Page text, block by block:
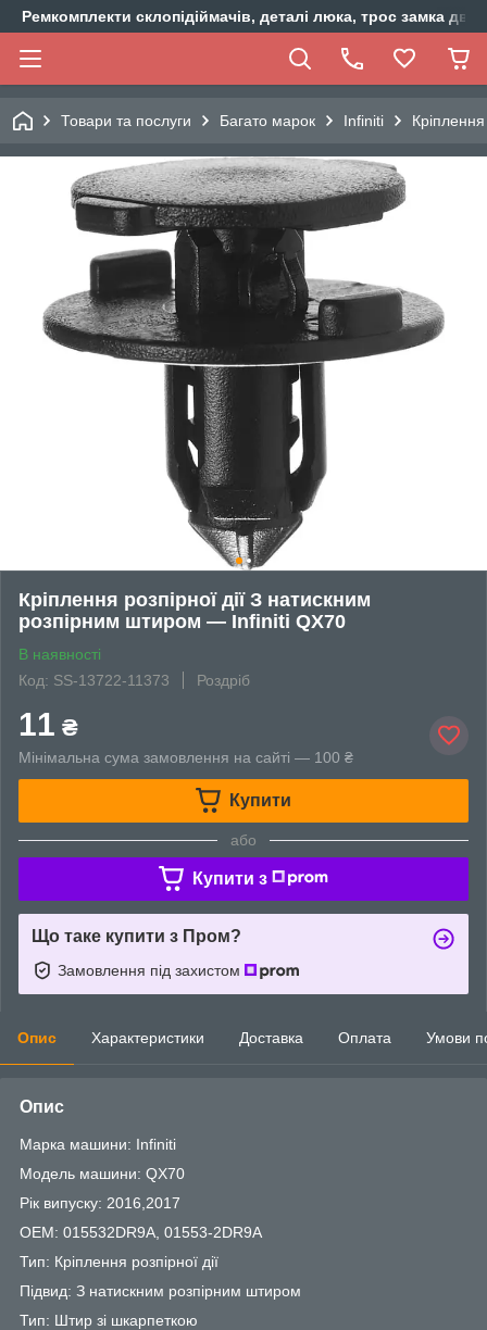
Ремкомплекти склопідіймачів, деталі люка, трос замка
Товари та послуги Багато марок Infiniti
Кріплення розпірної дії З натискним
розпірним штиром — Infiniti QX70
В наявності
Код: SS-13722-11373
Роздріб
11 ₴
Мінімальна сума замовлення на сайті — 100 ₴
Купити
або
Купити з
Що таке купити з Пром?
Замовлення під захистом
Опис Характеристики Доставка Оплата Умови
Опис
Марка машини: Infiniti
Модель машини: QX70
Рік випуску: 2016,2017
OEM: 015532DR9A, 01553-2DR9A
Тип: Кріплення розпірної дії
Підвид: З натискним розпірним штиром
Тип: Штир зі шкарпеткою